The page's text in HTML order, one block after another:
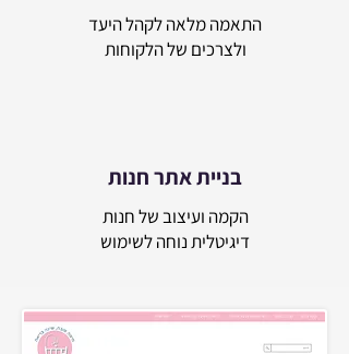
התאמה מלאה לקהל היעד
ולצרכים של הלקוחות
בניית אתר חנות
הקמה ועיצוב של חנות
דיגיטלית נוחה לשימוש